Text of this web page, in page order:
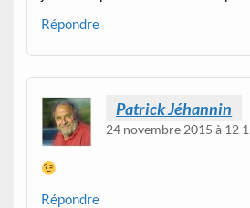
Répondre
Patrick Jéhannin
24 novembre 2015 à 12
Répondre